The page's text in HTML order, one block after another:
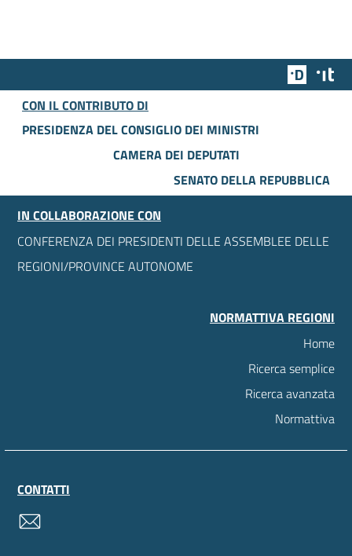
Team
CON IL CONTRIBUTO DI
PRESIDENZA DEL CONSIGLIO DEI MINISTRI
CAMERA DEI DEPUTATI
SENATO DELLA REPUBBLICA
IN COLLABORAZIONE CON
CONFERENZA DEI PRESIDENTI DELLE ASSEMBLEE DELLE
REGIONI/PROVINCE AUTONOME
NORMATTIVA REGIONI
Home
Ricerca semplice
Ricerca avanzata
Normattiva
CONTATTI